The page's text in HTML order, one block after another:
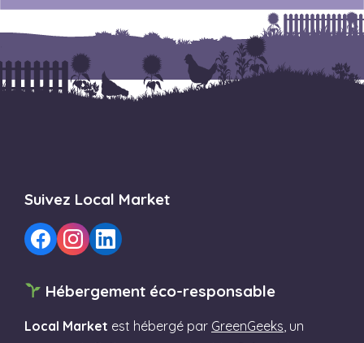
Suivez Local Market
Hébergement éco-responsable
Local Market est hébergé par GreenGeeks , un